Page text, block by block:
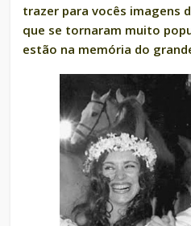
trazer para vocês imagens
que se tornaram muito
estão na memória do